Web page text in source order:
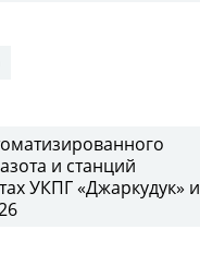
и станций
УКПГ «Джаркудук» и